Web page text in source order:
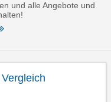
und alle Angebote und